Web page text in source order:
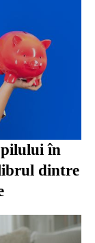
în
dintre